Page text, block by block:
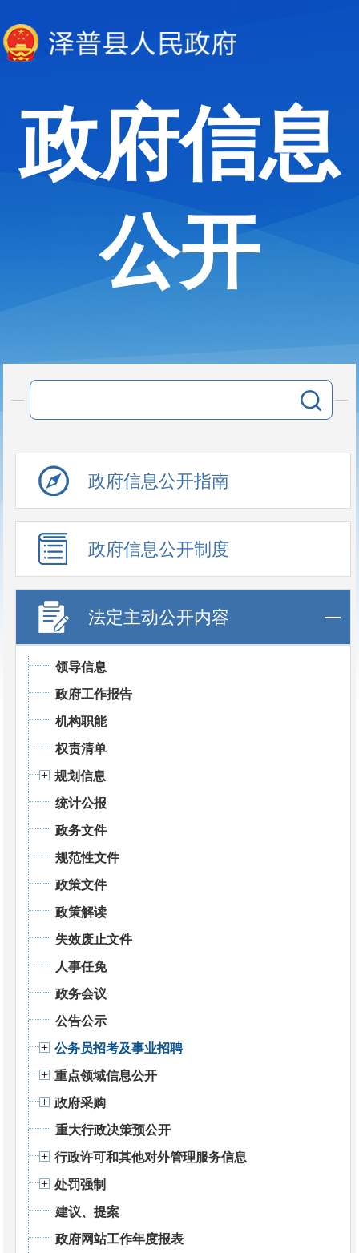
政府信息
公开
政府信息公开指南
政府信息公开制度
法定主动公开内容
领导信息
政府工作报告
机构职能
权责清单
规划信息
统计公报
政务文件
规范性文件
政策文件
政策解读
失效废止文件
人事任免
政务会议
公告公示
公务员招考及事业招聘
重点领域信息公开
政府采购
重大行政决策预公开
行政许可和其他对外管理服务信息
处罚强制
建议、提案
政府网站工作年度报表